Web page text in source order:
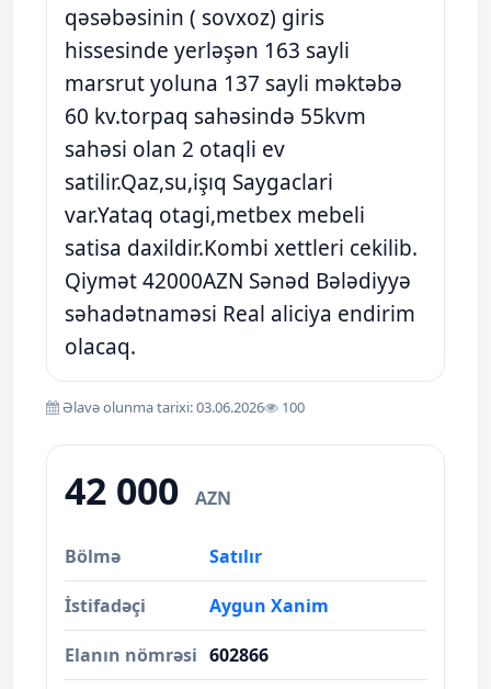
qəsəbəsinin ( sovxoz) giris
hissesinde yerləşən 163 sayli
marsrut yoluna 137 sayli məktəbə
60 kv.torpaq sahəsində 55kvm
sahəsi olan 2 otaqli ev
satilir.Qaz,su,işıq Saygaclari
var.Yataq otagi,metbex mebeli
satisa daxildir.Kombi xettleri cekilib.
Qiymət 42000AZN Sənəd Bələdiyyə
səhadətnaməsi Real aliciya endirim
olacaq.
Əlavə olunma tarixi: 03.06.2026 100
42 000 AZN
Bölmə Satılır
İstifadəçi Aygun Xanim
Elanın nömrəsi 602866